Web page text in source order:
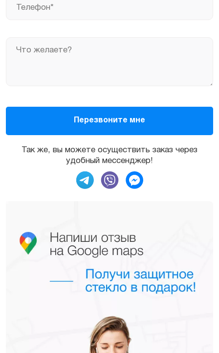
Так же, вы можете осуществить заказ через
удобный мессенджер!